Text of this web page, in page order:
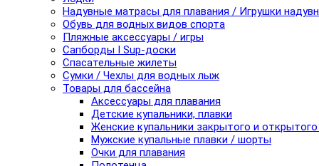
Надувные матрасы для плавания / Игрушки
Обувь для водных видов спорта
Пляжные аксессуары / игры
Сапборды I Sup-доски
Спасательные жилеты
Сумки / Чехлы для водных лыж
Товары для бассейна
Аксессуары для плавания
Детские купальники, плавки
Женские купальники закрытого и
Мужские купальные плавки / шорты
Очки для плавания